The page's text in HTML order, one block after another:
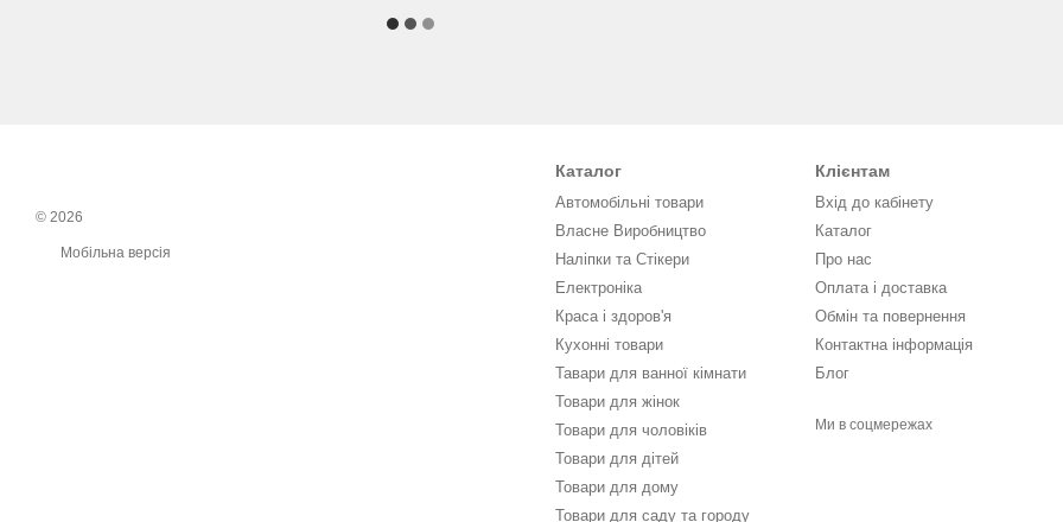
© 2026
Мобільна версія
Каталог
Автомобільні товари
Власне Виробництво
Наліпки та Стікери
Електроніка
Краса і здоров'я
Кухонні товари
Тавари для ванної кімнати
Товари для жінок
Товари для чоловіків
Товари для дітей
Товари для дому
Товари для саду та городу
Клієнтам
Вхід до кабінету
Каталог
Про нас
Оплата і доставка
Обмін та повернення
Контактна інформація
Блог
Ми в соцмережах